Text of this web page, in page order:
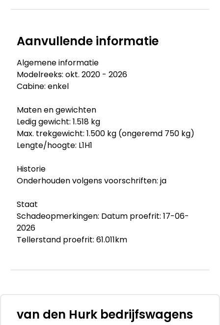
Aanvullende informatie
Algemene informatie
Modelreeks: okt. 2020 - 2026
Cabine: enkel
Maten en gewichten
Ledig gewicht: 1.518 kg
Max. trekgewicht: 1.500 kg (ongeremd 750 kg)
Lengte/hoogte: L1H1
Historie
Onderhouden volgens voorschriften: ja
Staat
Schadeopmerkingen: Datum proefrit: 17-06-
2026
Tellerstand proefrit: 61.011km
Datum distributie vervangen: -
Kilometerstand distributie vervangen: -
van den Hurk bedrijfswagens